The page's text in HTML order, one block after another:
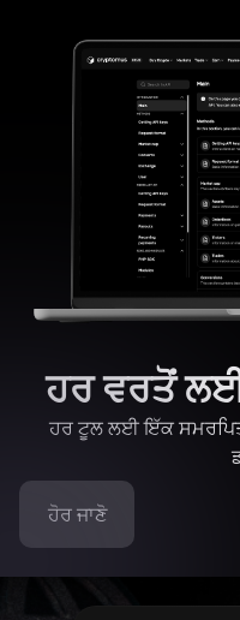
ਹਰ ਵਰਤੋਂ
ਹਰ ਟੂਲ ਲਈ ਇੱਕ
ਹੋਰ ਜਾਣੋ